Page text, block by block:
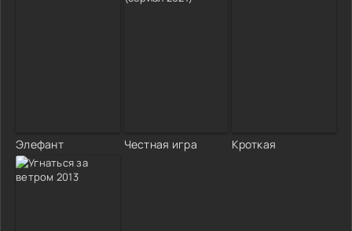
Элефант Честная игра Кроткая